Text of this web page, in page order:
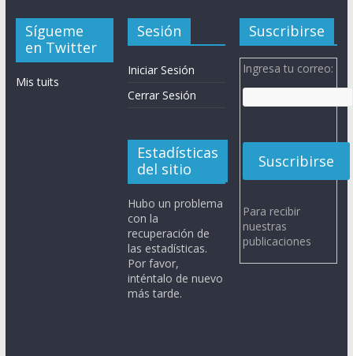
Sígueme
en Twitter
Mis tuits
Sesión
Iniciar Sesión
Cerrar Sesión
Estadísticas
del sitio
Hubo un problema
con la
recuperación de
las estadísticas.
Por favor,
inténtalo de nuevo
más tarde.
Suscribirse
Ingresa tu correo:
Para recibir
nuestras
publicaciones